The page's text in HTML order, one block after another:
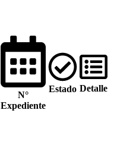
N°
Expediente
Estado Detalle